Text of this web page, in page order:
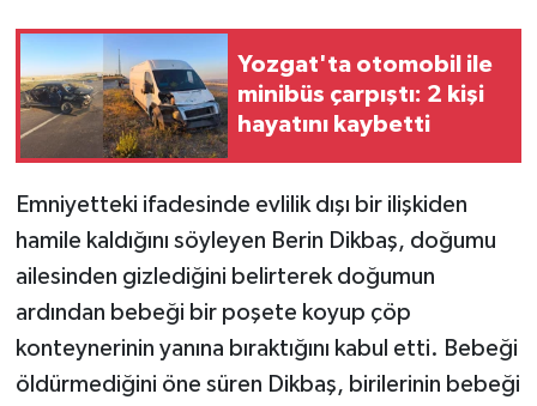
Yozgat'ta otomobil ile
minibüs çarpıştı: 2 kişi
hayatını kaybetti
Emniyetteki ifadesinde evlilik dışı bir ilişkiden
hamile kaldığını söyleyen Berin Dikbaş, doğumu
ailesinden gizlediğini belirterek doğumun
ardından bebeği bir poşete koyup çöp
konteynerinin yanına bıraktığını kabul etti. Bebeği
öldürmediğini öne süren Dikbaş, birilerinin bebeği